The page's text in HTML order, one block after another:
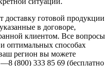
доставку готовой продукции
в договоре,
клиентом. Все вопросы
оптимальных способах
регион вы можете
(800) 333 85 69 (бесплатно